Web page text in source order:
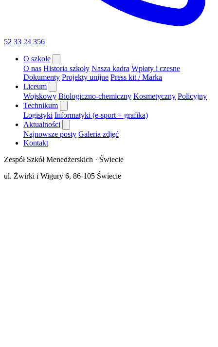
52 33 24 356
O szkole
O nas Historia szkoły Nasza kadra Wpłaty i czesne
Dokumenty Projekty unijne Press kit / Marka
Liceum
Wojskowy Biologiczno-chemiczny Kosmetyczny Policyjny
Technikum
Logistyki Informatyki (e-sport + grafika)
Aktualności
Najnowsze posty Galeria zdjęć
Kontakt
Zespół Szkół Menedżerskich · Świecie
ul. Żwirki i Wigury 6, 86-105 Świecie